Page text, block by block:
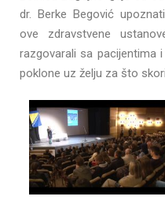
dr. Berke Begović
ove zdravstvene
razgovarali sa pacijentima
poklone uz želju za što